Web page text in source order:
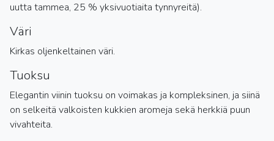
uutta tammea, 25 % yksivuotiaita tynnyreitä).
Väri
Kirkas oljenkeltainen väri.
Tuoksu
Elegantin viinin tuoksu on voimakas ja kompleksinen, ja siinä
on selkeitä valkoisten kukkien aromeja sekä herkkiä puun
vivahteita.